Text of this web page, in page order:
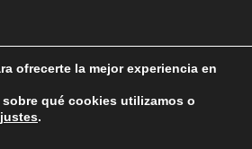
por
ofrecerte la mejor experiencia en
sobre qué cookies utilizamos o
.